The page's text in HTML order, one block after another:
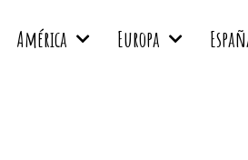
América Europa